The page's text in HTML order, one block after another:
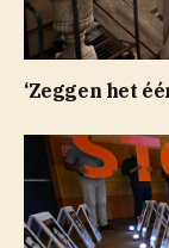
‘Zeggen het